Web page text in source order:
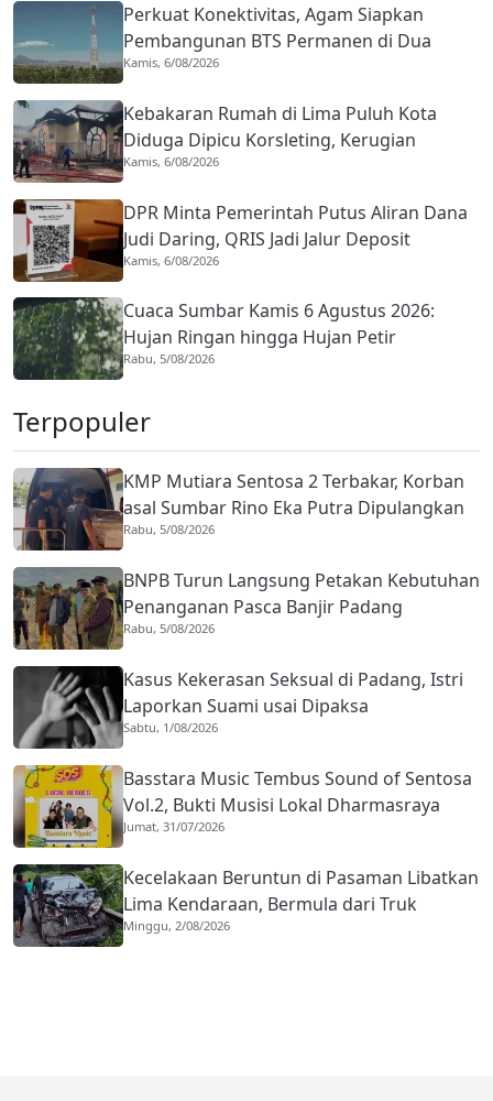
Perkuat Konektivitas, Agam Siapkan
Pembangunan BTS Permanen di Dua
Jorong
Kamis, 6/08/2026
Kebakaran Rumah di Lima Puluh Kota
Diduga Dipicu Korsleting, Kerugian
Tembus Rp1 Miliar
Kamis, 6/08/2026
DPR Minta Pemerintah Putus Aliran Dana
Judi Daring, QRIS Jadi Jalur Deposit
Terbesar
Kamis, 6/08/2026
Cuaca Sumbar Kamis 6 Agustus 2026:
Hujan Ringan hingga Hujan Petir
Berpotensi Terjadi
Rabu, 5/08/2026
Terpopuler
KMP Mutiara Sentosa 2 Terbakar, Korban
asal Sumbar Rino Eka Putra Dipulangkan
ke Agam
Rabu, 5/08/2026
BNPB Turun Langsung Petakan Kebutuhan
Penanganan Pasca Banjir Padang
Rabu, 5/08/2026
Kasus Kekerasan Seksual di Padang, Istri
Laporkan Suami usai Dipaksa
Berhubungan dengan Pria Asing
Sabtu, 1/08/2026
Basstara Music Tembus Sound of Sentosa
Vol.2, Bukti Musisi Lokal Dharmasraya
Mampu Bersaing di Panggung Nasional
Jumat, 31/07/2026
Kecelakaan Beruntun di Pasaman Libatkan
Lima Kendaraan, Bermula dari Truk
Diduga Rem Blong
Minggu, 2/08/2026